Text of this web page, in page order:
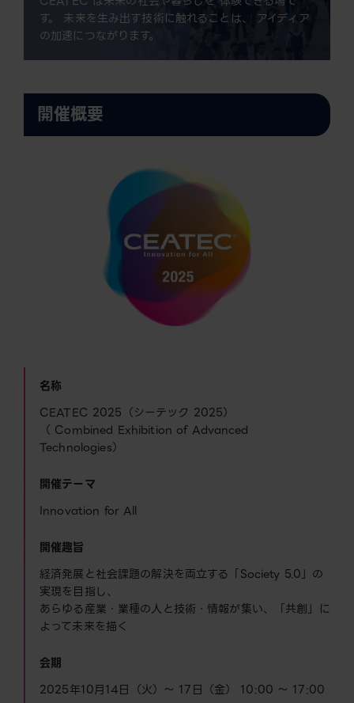
す。 未来を生み出す技術に触れることは、 アイディア
の加速につながります。
開催概要
名称
CEATEC 2025（シーテック 2025）
（ Combined Exhibition of Advanced
Technologies）
開催テーマ
Innovation for All
開催趣旨
経済発展と社会課題の解決を両立する「Society 5.0」の
実現を目指し、
あらゆる産業・業種の人と技術・情報が集い、「共創」に
よって未来を描く
会期
2025年10月14日（火）～ 17日（金） 10:00 ～ 17:00